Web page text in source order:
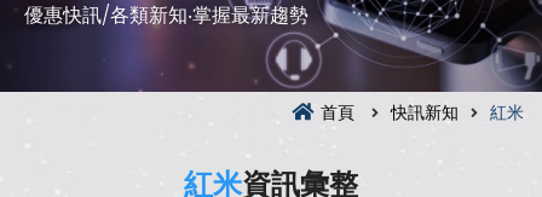
優惠快訊/各類新知‧掌握最新趨勢
首頁 快訊新知 紅米
紅米資訊彙整